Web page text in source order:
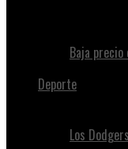
Baja
Deporte
Los